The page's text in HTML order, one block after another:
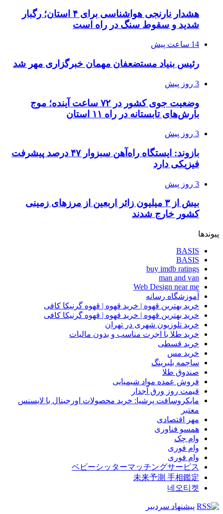
هشدار نارنجی هواشناسی برای ۴ استان؛ رگبار
شدید و سقوط سنگ در راه است
14 ساعت پیش
رئیس بنیاد مستضعفان مهمان خبرگزاری مهر شد
3 روز پیش
وضعیت جوی کشور در ۷۲ ساعت آینده؛ موج
بارش‌های تابستانه در راه ۱۱ استان
3 روز پیش
بازوند: ایستگاه راه‌آهن سبزوار ۴۷ درصد پیشرفت
فیزیکی دارد
3 روز پیش
بیش از ۳ میلیون زائر اربعین از مرزهای زمینی
کشور خارج شدند
پیوندها
BASIS
BASIS
buy imdb ratings
man and van
Web Design near me
آموزشگاه رسانه
خرید بهترین قهوه | خرید قهوه | قهوه گرنیکا کافی
خرید بهترین قهوه | خرید قهوه | قهوه گرنیکا کافی
خرید تلوزیون شهری در تهران
خرید طلا با اجرت مناسب و بدون مالیات
خرید قسطی
خرید مس
ساچمه بلبرینگ
صندوق طلا
فروش عمده مواد شیمیایی
قیمت روز ورق آجدار
مایکروسافت پرشیا: خرید محصولات اورجینال با لایسنس
معتبر
مهر اقتصادی
همسو فناوری
وام چک
وام فوری
وام فوری
ベビーシッターマッチングサービス
未来予測 手相鑑定
네오티켓
پیشنهاد سردبیر